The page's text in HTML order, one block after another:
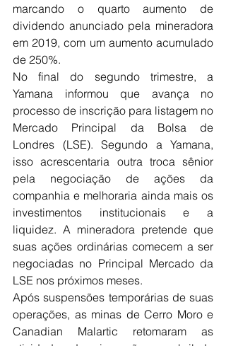
marcando o quarto aumento de
dividendo anunciado pela mineradora
em 2019, com um aumento acumulado
de 250%.
No final do segundo trimestre, a
Yamana informou que avança no
processo de inscrição para listagem no
Mercado Principal da Bolsa de
Londres (LSE). Segundo a Yamana,
isso acrescentaria outra troca sênior
pela negociação de ações da
companhia e melhoraria ainda mais os
investimentos institucionais e a
liquidez. A mineradora pretende que
suas ações ordinárias comecem a ser
negociadas no Principal Mercado da
LSE nos próximos meses.
Após suspensões temporárias de suas
operações, as minas de Cerro Moro e
Canadian Malartic retomaram as